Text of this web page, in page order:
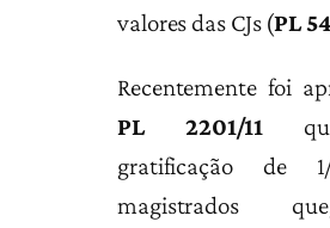
valores das CJs (PL
Recentemente foi
PL 2201/11
gratificação de
magistrados